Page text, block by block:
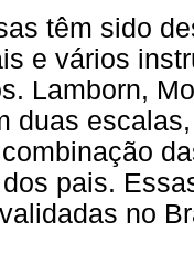
têm sido
e vários
Lamborn,
duas
pais.
no